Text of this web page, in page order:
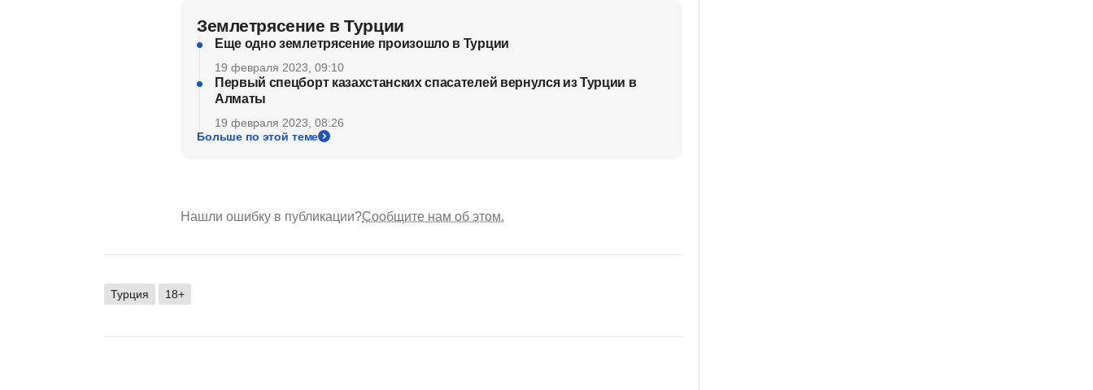
Землетрясение в Турции
Еще одно землетрясение произошло в Турции
19 февраля 2023, 09:10
Первый спецборт казахстанских спасателей вернулся из Турции в
Алматы
19 февраля 2023, 08:26
Больше по этой теме
Нашли ошибку в публикации?Сообщите нам об этом.
Турция 18+